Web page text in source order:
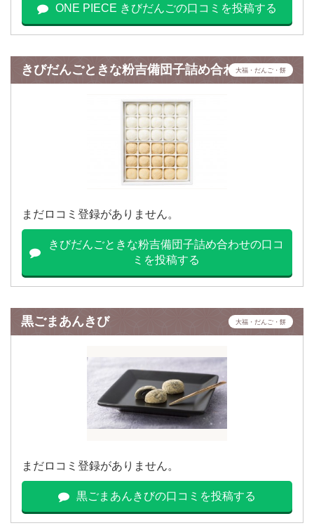
ONE PIECE きびだんごの口コミを投稿する
きびだんごときな粉吉備団子詰め合わせ大福・だんご・餅
まだロコミ登録がありません。
きびだんごときな粉吉備団子詰め合わせの口コ
ミを投稿する
黒ごまあんきび 大福・だんご・餅
まだロコミ登録がありません。
黒ごまあんきびの口コミを投稿する